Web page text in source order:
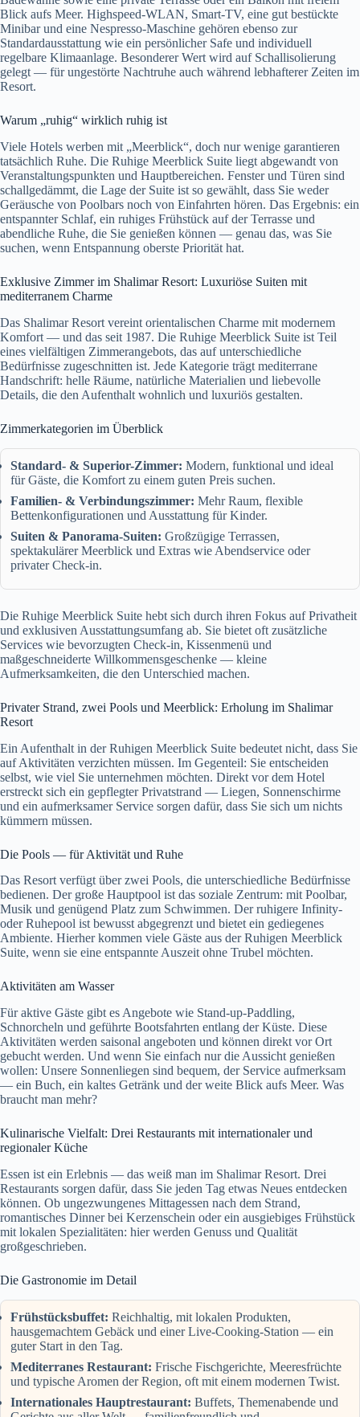
Blick aufs Meer. Highspeed-WLAN, Smart-TV, eine gut bestückte
Minibar und eine Nespresso-Maschine gehören ebenso zur
Standardausstattung wie ein persönlicher Safe und individuell
regelbare Klimaanlage. Besonderer Wert wird auf Schallisolierung
gelegt — für ungestörte Nachtruhe auch während lebhafterer Zeiten im
Resort.
Warum „ruhig“ wirklich ruhig ist
Viele Hotels werben mit „Meerblick“, doch nur wenige garantieren
tatsächlich Ruhe. Die Ruhige Meerblick Suite liegt abgewandt von
Veranstaltungspunkten und Hauptbereichen. Fenster und Türen sind
schallgedämmt, die Lage der Suite ist so gewählt, dass Sie weder
Geräusche von Poolbars noch von Einfahrten hören. Das Ergebnis: ein
entspannter Schlaf, ein ruhiges Frühstück auf der Terrasse und
abendliche Ruhe, die Sie genießen können — genau das, was Sie
suchen, wenn Entspannung oberste Priorität hat.
Exklusive Zimmer im Shalimar Resort: Luxuriöse Suiten mit
mediterranem Charme
Das Shalimar Resort vereint orientalischen Charme mit modernem
Komfort — und das seit 1987. Die Ruhige Meerblick Suite ist Teil
eines vielfältigen Zimmerangebots, das auf unterschiedliche
Bedürfnisse zugeschnitten ist. Jede Kategorie trägt mediterrane
Handschrift: helle Räume, natürliche Materialien und liebevolle
Details, die den Aufenthalt wohnlich und luxuriös gestalten.
Zimmerkategorien im Überblick
Standard- & Superior-Zimmer: Modern, funktional und ideal
für Gäste, die Komfort zu einem guten Preis suchen.
Familien- & Verbindungszimmer: Mehr Raum, flexible
Bettenkonfigurationen und Ausstattung für Kinder.
Suiten & Panorama-Suiten: Großzügige Terrassen,
spektakulärer Meerblick und Extras wie Abendservice oder
privater Check-in.
Die Ruhige Meerblick Suite hebt sich durch ihren Fokus auf Privatheit
und exklusiven Ausstattungsumfang ab. Sie bietet oft zusätzliche
Services wie bevorzugten Check-in, Kissenmenü und
maßgeschneiderte Willkommensgeschenke — kleine
Aufmerksamkeiten, die den Unterschied machen.
Privater Strand, zwei Pools und Meerblick: Erholung im Shalimar
Resort
Ein Aufenthalt in der Ruhigen Meerblick Suite bedeutet nicht, dass Sie
auf Aktivitäten verzichten müssen. Im Gegenteil: Sie entscheiden
selbst, wie viel Sie unternehmen möchten. Direkt vor dem Hotel
erstreckt sich ein gepflegter Privatstrand — Liegen, Sonnenschirme
und ein aufmerksamer Service sorgen dafür, dass Sie sich um nichts
kümmern müssen.
Die Pools — für Aktivität und Ruhe
Das Resort verfügt über zwei Pools, die unterschiedliche Bedürfnisse
bedienen. Der große Hauptpool ist das soziale Zentrum: mit Poolbar,
Musik und genügend Platz zum Schwimmen. Der ruhigere Infinity-
oder Ruhepool ist bewusst abgegrenzt und bietet ein gediegenes
Ambiente. Hierher kommen viele Gäste aus der Ruhigen Meerblick
Suite, wenn sie eine entspannte Auszeit ohne Trubel möchten.
Aktivitäten am Wasser
Für aktive Gäste gibt es Angebote wie Stand-up-Paddling,
Schnorcheln und geführte Bootsfahrten entlang der Küste. Diese
Aktivitäten werden saisonal angeboten und können direkt vor Ort
gebucht werden. Und wenn Sie einfach nur die Aussicht genießen
wollen: Unsere Sonnenliegen sind bequem, der Service aufmerksam
— ein Buch, ein kaltes Getränk und der weite Blick aufs Meer. Was
braucht man mehr?
Kulinarische Vielfalt: Drei Restaurants mit internationaler und
regionaler Küche
Essen ist ein Erlebnis — das weiß man im Shalimar Resort. Drei
Restaurants sorgen dafür, dass Sie jeden Tag etwas Neues entdecken
können. Ob ungezwungenes Mittagessen nach dem Strand,
romantisches Dinner bei Kerzenschein oder ein ausgiebiges Frühstück
mit lokalen Spezialitäten: hier werden Genuss und Qualität
großgeschrieben.
Die Gastronomie im Detail
Frühstücksbuffet: Reichhaltig, mit lokalen Produkten,
hausgemachtem Gebäck und einer Live-Cooking-Station — ein
guter Start in den Tag.
Mediterranes Restaurant: Frische Fischgerichte, Meeresfrüchte
und typische Aromen der Region, oft mit einem modernen Twist.
Internationales Hauptrestaurant: Buffets, Themenabende und